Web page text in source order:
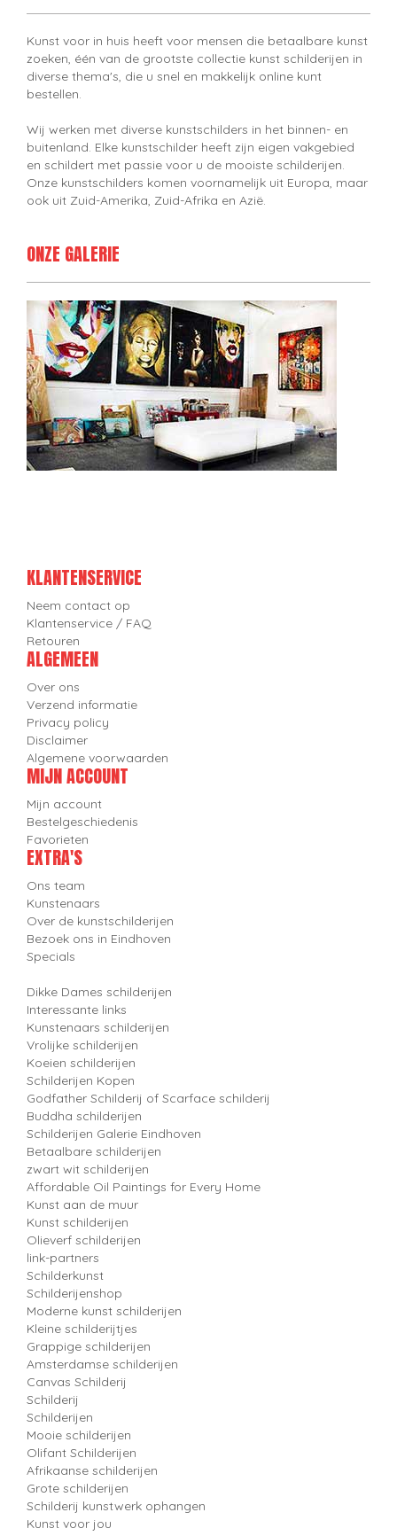
Kunst voor in huis heeft voor mensen die betaalbare kunst
zoeken, één van de grootste collectie kunst schilderijen in
diverse thema's, die u snel en makkelijk online kunt
bestellen.
Wij werken met diverse kunstschilders in het binnen- en
buitenland. Elke kunstschilder heeft zijn eigen vakgebied
en schildert met passie voor u de mooiste schilderijen.
Onze kunstschilders komen voornamelijk uit Europa, maar
ook uit Zuid-Amerika, Zuid-Afrika en Azië.
ONZE GALERIE
KLANTENSERVICE
Neem contact op
Klantenservice / FAQ
Retouren
ALGEMEEN
Over ons
Verzend informatie
Privacy policy
Disclaimer
Algemene voorwaarden
MIJN ACCOUNT
Mijn account
Bestelgeschiedenis
Favorieten
EXTRA'S
Ons team
Kunstenaars
Over de kunstschilderijen
Bezoek ons in Eindhoven
Specials
Dikke Dames schilderijen
Interessante links
Kunstenaars schilderijen
Vrolijke schilderijen
Koeien schilderijen
Schilderijen Kopen
Godfather Schilderij of Scarface schilderij
Buddha schilderijen
Schilderijen Galerie Eindhoven
Betaalbare schilderijen
zwart wit schilderijen
Affordable Oil Paintings for Every Home
Kunst aan de muur
Kunst schilderijen
Olieverf schilderijen
link-partners
Schilderkunst
Schilderijenshop
Moderne kunst schilderijen
Kleine schilderijtjes
Grappige schilderijen
Amsterdamse schilderijen
Canvas Schilderij
Schilderij
Schilderijen
Mooie schilderijen
Olifant Schilderijen
Afrikaanse schilderijen
Grote schilderijen
Schilderij kunstwerk ophangen
Kunst voor jou